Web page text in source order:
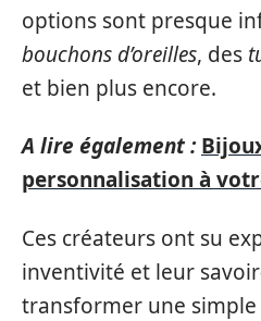
options sont presque
bouchons d’oreilles, des
et bien plus encore.
A lire également :
personnalisation à
Ces créateurs ont su
inventivité et leur
transformer une